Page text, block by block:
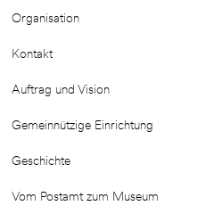
Organisation
Kontakt
Auftrag und Vision
Gemeinnützige Einrichtung
Geschichte
Vom Postamt zum Museum